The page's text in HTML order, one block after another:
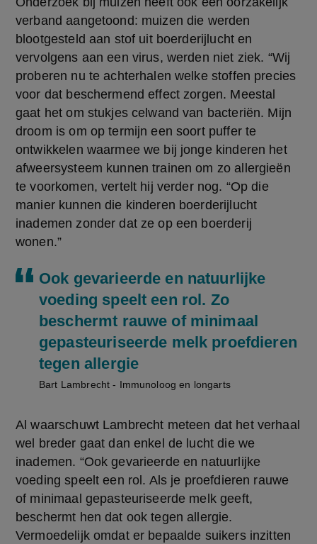
verband aangetoond: muizen die werden
blootgesteld aan stof uit boerderijlucht en
vervolgens aan een virus, werden niet ziek. “Wij
proberen nu te achterhalen welke stoffen precies
voor dat beschermend effect zorgen. Meestal
gaat het om stukjes celwand van bacteriën. Mijn
droom is om op termijn een soort puffer te
ontwikkelen waarmee we bij jonge kinderen het
afweersysteem kunnen trainen om zo allergieën
te voorkomen, vertelt hij verder nog. “Op die
manier kunnen die kinderen boerderijlucht
inademen zonder dat ze op een boerderij
wonen.”
Ook gevarieerde en natuurlijke
voeding speelt een rol. Zo
beschermt rauwe of minimaal
gepasteuriseerde melk proefdieren
tegen allergie
Bart Lambrecht - Immunoloog en longarts
Al waarschuwt Lambrecht meteen dat het verhaal
wel breder gaat dan enkel de lucht die we
inademen. “Ook gevarieerde en natuurlijke
voeding speelt een rol. Als je proefdieren rauwe
of minimaal gepasteuriseerde melk geeft,
beschermt hen dat ook tegen allergie.
Vermoedelijk omdat er bepaalde suikers inzitten